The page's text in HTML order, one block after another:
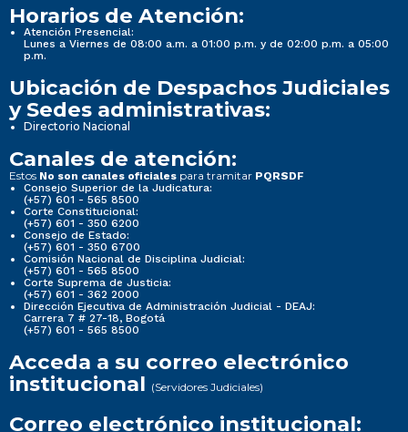
Horarios de Atención:
Atención Presencial:
Lunes a Viernes de 08:00 a.m. a 01:00 p.m. y de 02:00 p.m. a 05:00
p.m.
Ubicación de Despachos Judiciales
y Sedes administrativas:
Directorio Nacional
Canales de atención:
Estos No son canales oficiales para tramitar PQRSDF
Consejo Superior de la Judicatura:
(+57) 601 - 565 8500
Corte Constitucional:
(+57) 601 - 350 6200
Consejo de Estado:
(+57) 601 - 350 6700
Comisión Nacional de Disciplina Judicial:
(+57) 601 - 565 8500
Corte Suprema de Justicia:
(+57) 601 - 362 2000
Dirección Ejecutiva de Administración Judicial - DEAJ:
Carrera 7 # 27-18, Bogotá
(+57) 601 - 565 8500
Acceda a su correo electrónico
institucional (Servidores Judiciales)
Correo electrónico institucional: